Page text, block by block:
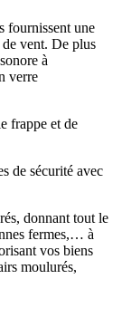
fournissent une
vent. De plus
à
verre
frappe et de
de sécurité avec
donnant tout le
fermes,… à
vos biens
moulurés,